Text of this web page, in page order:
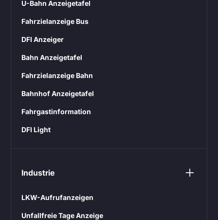
U-Bahn Anzeigetafel
Fahrzielanzeige Bus
DFI Anzeiger
Bahn Anzeigetafel
Fahrzielanzeige Bahn
Bahnhof Anzeigetafel
Fahrgastinformation
DFI Light
Industrie
LKW-Aufrufanzeigen
Unfallfreie Tage Anzeige